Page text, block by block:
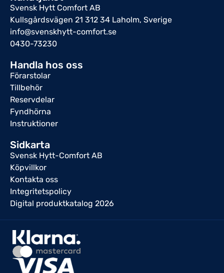
Svensk Hytt Comfort AB
Kullsgårdsvägen 21 312 34 Laholm, Sverige
info@svenskhytt-comfort.se
0430-73230
Handla hos oss
Förarstolar
Tillbehör
Reservdelar
Fyndhörna
Instruktioner
Sidkarta
Svensk Hytt-Comfort AB
Köpvillkor
Kontakta oss
Integritetspolicy
Digital produktkatalog 2026